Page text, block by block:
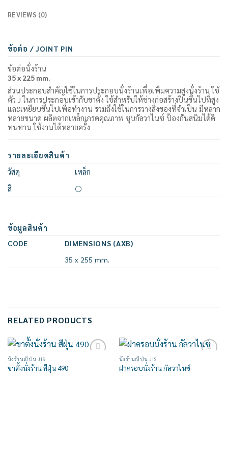
REVIEWS (0)
ข้อต่อ / JOINT PIN
ข้อต่อนั่งร้าน
35 x 225 mm.
ส่วนประกอบสำคัญใช้ในการประกอบนั่งร้านเพื่อเพิ่มความสูงนั่งร้าน ใช้
ตัว J ในการประกอบเข้ากับขาตั้ง ใช้สำหรับให้ช่างก่อสร้างปีนขึ้นไปที่สูง
และเหยียบขึ้นไปเพื่อทำงาน รวมถึงใช้ในการวางสิ่งของที่จำเป็น มีหลาก
หลายขนาด ผลิตจากเหล็กเกรดคุณภาพ ชุบกัลวาไนซ์ ป้องกันสนิมได้ดี
ทนทาน ใช้งานได้หลายครั้ง
รายละเอียดสินค้า
วัสดุ
เหล็ก
สี
⚪
ข้อมูลสินค้า
CODE
DIMENSIONS (AXB)
35 x 255 mm.
RELATED PRODUCTS
นั่งร้านญี่ปุ่น JIS
ขาตั้งนั่งร้าน สีฝุ่น 490
นั่งร้านญี่ปุ่น JIS
ฝาครอบนั่งร้าน กัลวาไนซ์